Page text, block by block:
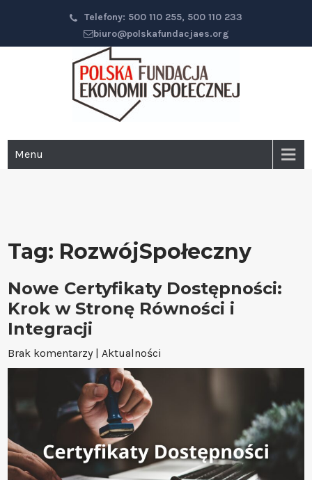
Telefony: 500 110 255, 500 110 233
biuro@polskafundacjaes.org
Polska Fundacja Ekonomii
Menu
Tag: RozwójSpołeczny
Nowe Certyfikaty Dostępności:
Krok w Stronę Równości i
Integracji
Brak komentarzy |Aktualności